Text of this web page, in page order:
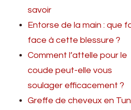
savoir
Entorse de la main : que
face à cette blessure ?
Comment l’attelle pour le
coude peut-elle vous
soulager efficacement ?
Greffe de cheveux en